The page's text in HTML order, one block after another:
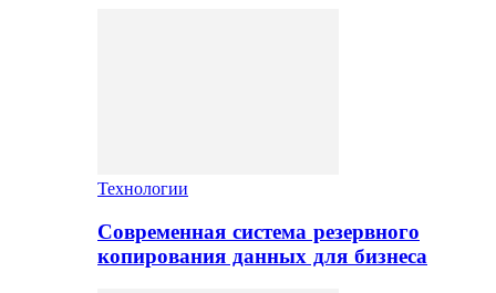
Технологии
Современная система резервного
копирования данных для бизнеса